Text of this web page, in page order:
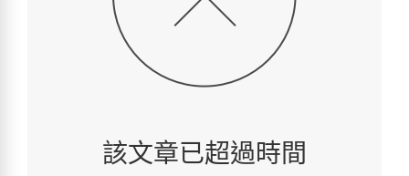
該文章已超過時間